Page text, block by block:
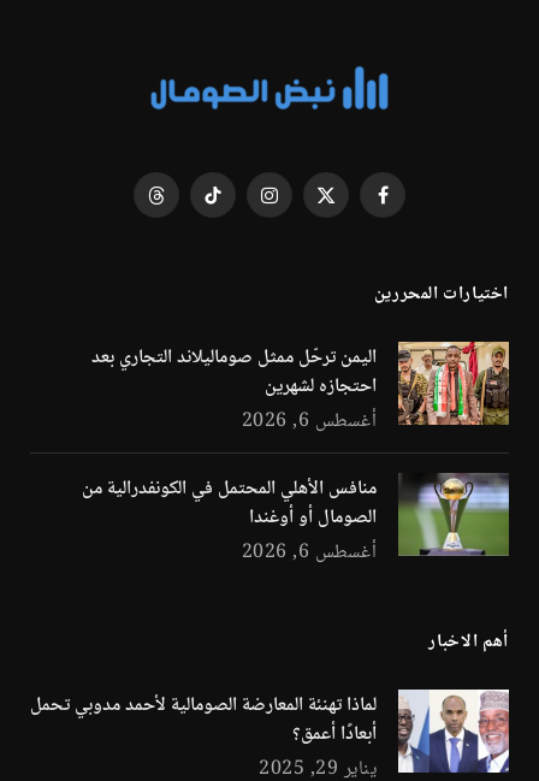
فيسبوك X
الانستغرامتيكتوك Threads
اختيارات المحررين
اليمن ترحّل ممثل صوماليلاند التجاري بعد
احتجازه لشهرين
أغسطس 6, 2026
منافس الأهلي المحتمل في الكونفدرالية من
الصومال أو أوغندا
أغسطس 6, 2026
أهم الاخبار
لماذا تهنئة المعارضة الصومالية لأحمد مدوبي تحمل
أبعادًا أعمق؟
يناير 29, 2025